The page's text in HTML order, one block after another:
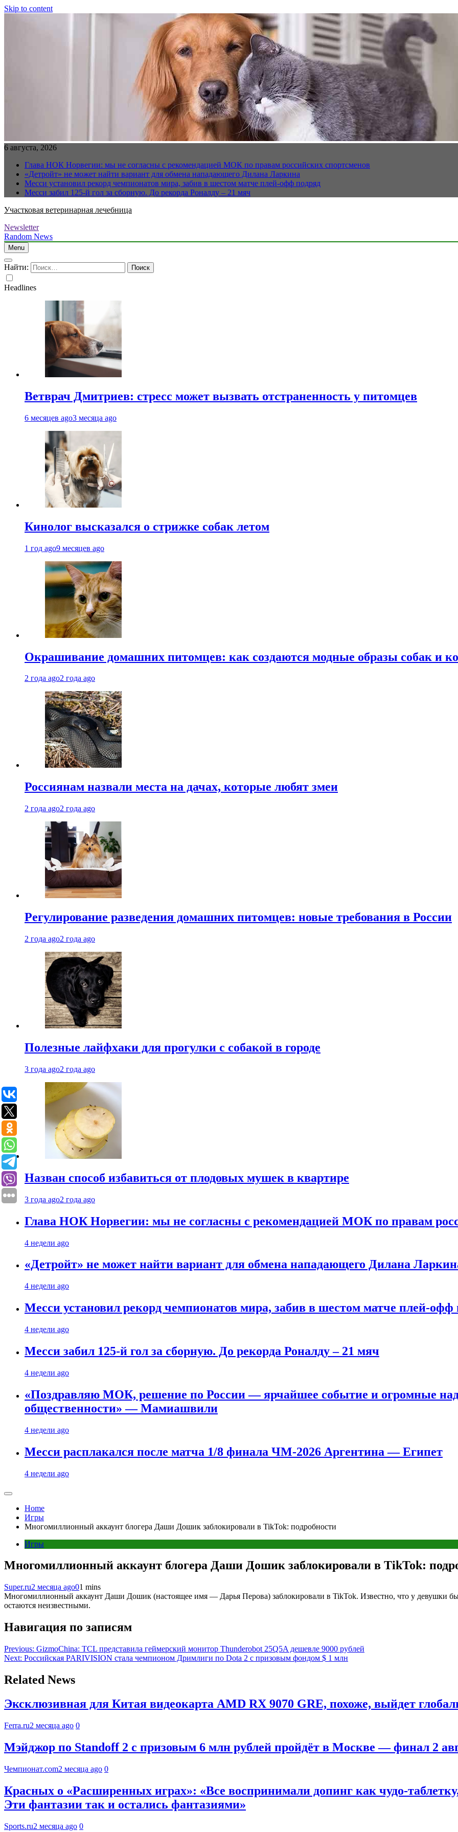
Skip to content
6 августа, 2026
Глава НОК Норвегии: мы не согласны с рекомендацией МОК по правам российских спортсменов
«Детройт» не может найти вариант для обмена нападающего Дилана Ларкина
Месси установил рекорд чемпионатов мира, забив в шестом матче плей‑офф подряд
Месси забил 125-й гол за сборную. До рекорда Роналду – 21 мяч
Участковая ветеринарная лечебница
Newsletter
Random News
Menu
Найти:
Headlines
Ветврач Дмитриев: стресс может вызвать отстраненность у питомцев
6 месяцев ago3 месяца ago
Кинолог высказался о стрижке собак летом
1 год ago9 месяцев ago
Окрашивание домашних питомцев: как создаются модные образы собак и
2 года ago2 года ago
Россиянам назвали места на дачах, которые любят змеи
2 года ago2 года ago
Регулирование разведения домашних питомцев: новые требования в России
2 года ago2 года ago
Полезные лайфхаки для прогулки с собакой в городе
3 года ago2 года ago
Назван способ избавиться от плодовых мушек в квартире
3 года ago2 года ago
Глава НОК Норвегии: мы не согласны с рекомендацией МОК по правам
4 недели ago
«Детройт» не может найти вариант для обмена нападающего Дилана
4 недели ago
Месси установил рекорд чемпионатов мира, забив в шестом матче плей‑офф
4 недели ago
Месси забил 125-й гол за сборную. До рекорда Роналду – 21 мяч
4 недели ago
«Поздравляю МОК, решение по России — ярчайшее событие и огромные
общественности» — Мамиашвили
4 недели ago
Месси расплакался после матча 1/8 финала ЧМ-2026 Аргентина — Египет
4 недели ago
Home
Игры
Многомиллионный аккаунт блогера Даши Дошик заблокировали в TikTok: подробности
Игры
Многомиллионный аккаунт блогера Даши Дошик заблокировали в TikTok:
Super.ru2 месяца ago01 mins
Многомиллионный аккаунт Даши Дошик (настоящее имя — Дарья Перова) заблокировали в TikTok. Известно, что у девушки
остаются неизвестными.
Навигация по записям
Previous: GizmoChina: TCL представила геймерский монитор Thunderobot 25Q5A дешевле 9000 рублей
Next: Российская PARIVISION стала чемпионом Дримлиги по Dota 2 с призовым фондом $ 1 млн
Related News
Эксклюзивная для Китая видеокарта AMD RX 9070 GRE, похоже, выйдет
Ferra.ru2 месяца ago 0
Мэйджор по Standoff 2 с призовым 6 млн рублей пройдёт в Москве — финал 2
Чемпионат.com2 месяца ago 0
Красных о «Расширенных играх»: «Все воспринимали допинг как чудо-
Эти фантазии так и остались фантазиями»
Sports.ru2 месяца ago 0